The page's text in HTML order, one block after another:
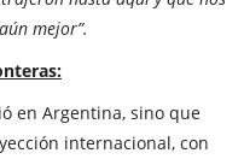
mejor”.
en Argentina, sino que
internacional, con